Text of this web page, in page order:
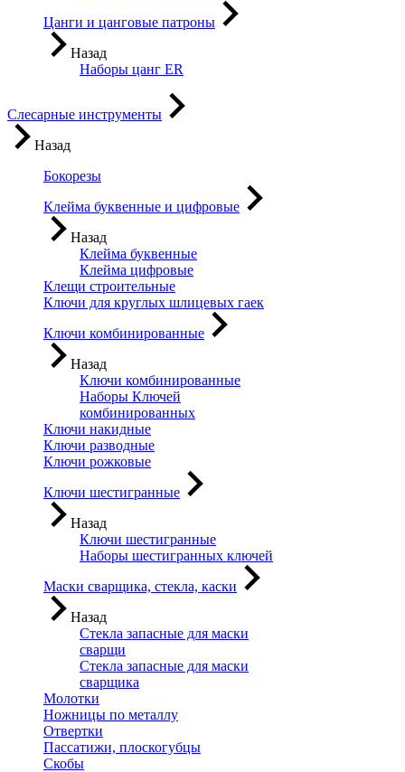
Цанги и цанговые патроны
Назад
Наборы цанг ER
Слесарные инструменты
Назад
Бокорезы
Клейма буквенные и цифровые
Назад
Клейма буквенные
Клейма цифровые
Клещи строительные
Ключи для круглых шлицевых гаек
Ключи комбинированные
Назад
Ключи комбинированные
Наборы Ключей
комбинированных
Ключи накидные
Ключи разводные
Ключи рожковые
Ключи шестигранные
Назад
Ключи шестигранные
Наборы шестигранных ключей
Маски сварщика, стекла, каски
Назад
Стекла запасные для маски
сварщи
Стекла запасные для маски
сварщика
Молотки
Ножницы по металлу
Отвертки
Пассатижи, плоскогубцы
Скобы